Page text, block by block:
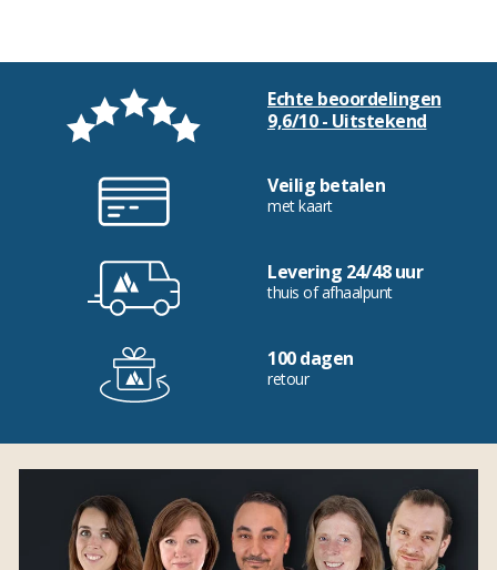
Echte beoordelingen
9,6/10 - Uitstekend
Veilig betalen
met kaart
Levering 24/48 uur
thuis of afhaalpunt
100 dagen
retour